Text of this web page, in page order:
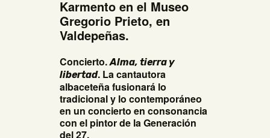
Karmento en el Museo
Gregorio Prieto, en
Valdepeñas.
Concierto.Alma, tierra y
libertad. La cantautora
albaceteña fusionará lo
tradicional y lo contemporáneo
en un concierto en consonancia
con el pintor de la Generación
del 27.